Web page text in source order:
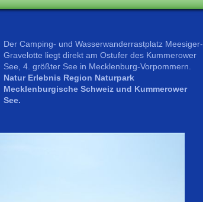
Der Camping- und Wasserwanderrastplatz Meesiger-
Gravelotte liegt direkt am Ostufer des Kummerower
See, 4. größter See in Mecklenburg-Vorpommern.
Natur Erlebnis Region Naturpark
Mecklenburgische Schweiz und Kummerower
See.